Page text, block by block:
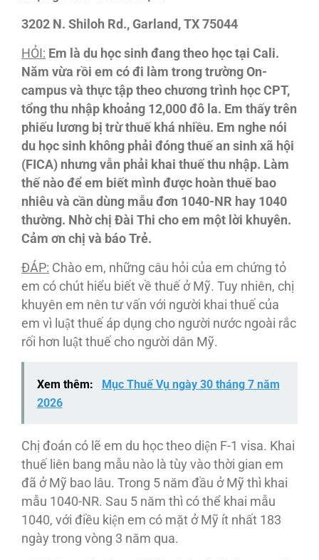
3202 N. Shiloh Rd., Garland, TX 75044
HỎI: Em là du học sinh đang theo học tại Cali.
Năm vừa rồi em có đi làm trong trường On-
campus và thực tập theo chương trình học CPT,
tổng thu nhập khoảng 12,000 đô la. Em thấy trên
phiếu lương bị trừ thuế khá nhiều. Em nghe nói
du học sinh không phải đóng thuế an sinh xã hội
(FICA) nhưng vẫn phải khai thuế thu nhập. Làm
thế nào để em biết mình được hoàn thuế bao
nhiêu và cần dùng mẫu đơn 1040-NR hay 1040
thường. Nhờ chị Đài Thi cho em một lời khuyên.
Cảm ơn chị và báo Trẻ.
ĐÁP: Chào em, những câu hỏi của em chứng tỏ
em có chút hiểu biết về thuế ở Mỹ. Tuy nhiên, chị
khuyên em nên tư vấn với người khai thuế của
em vì luật thuế áp dụng cho người nước ngoài rắc
rối hơn luật thuế cho người dân Mỹ.
Xem thêm:
Mục Thuế Vụ ngày 30 tháng 7 năm
2026
Chị đoán có lẽ em du học theo diện F-1 visa. Khai
thuế liên bang mẫu nào là tùy vào thời gian em
đã ở Mỹ bao lâu. Trong 5 năm đầu ở Mỹ thì khai
mẫu 1040-NR. Sau 5 năm thì có thể khai mẫu
1040, với điều kiện em có mặt ở Mỹ ít nhất 183
ngày trong vòng 3 năm qua.